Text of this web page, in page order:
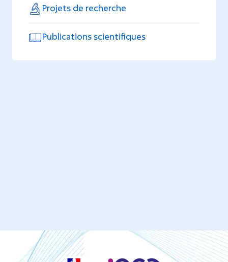
Projets de recherche
Publications scientifiques